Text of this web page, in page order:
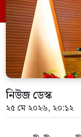
এসব কথা
হওয়া অত্যাচার-
[…]
নিউজ ডেস্ক
২৫ মে ২০২৬, ২০:১২